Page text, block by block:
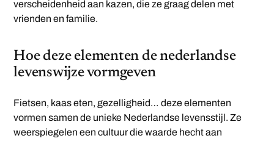
verscheidenheid aan kazen, die ze graag delen met
vrienden en familie.
Hoe deze elementen de nederlandse
levenswijze vormgeven
Fietsen, kaas eten, gezelligheid… deze elementen
vormen samen de unieke Nederlandse levensstijl. Ze
weerspiegelen een cultuur die waarde hecht aan